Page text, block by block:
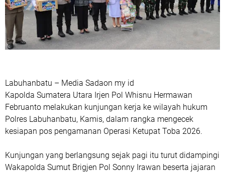
Labuhanbatu – Media Sadaon my id
Kapolda Sumatera Utara Irjen Pol Whisnu Hermawan
Februanto melakukan kunjungan kerja ke wilayah hukum
Polres Labuhanbatu, Kamis, dalam rangka mengecek
kesiapan pos pengamanan Operasi Ketupat Toba 2026.
Kunjungan yang berlangsung sejak pagi itu turut didampingi
Wakapolda Sumut Brigjen Pol Sonny Irawan beserta jajaran